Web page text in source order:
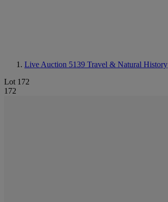
Live Auction 5139 Travel & Natural History
Lot 172
172